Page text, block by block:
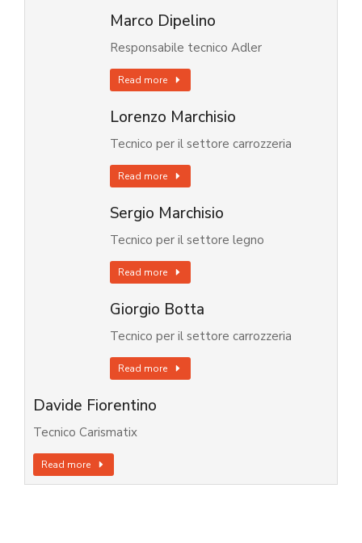
Marco Dipelino
Responsabile tecnico Adler
Read more
Lorenzo Marchisio
Tecnico per il settore carrozzeria
Read more
Sergio Marchisio
Tecnico per il settore legno
Read more
Giorgio Botta
Tecnico per il settore carrozzeria
Read more
Davide Fiorentino
Tecnico Carismatix
Read more